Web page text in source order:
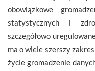
obowiązkowe
statystycznych i
szczegółowo
ma o wiele szerszy
życie gromadzenie